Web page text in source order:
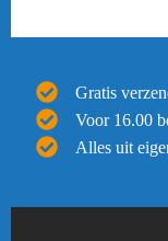
Gratis
Voor 16.00
Alles uit